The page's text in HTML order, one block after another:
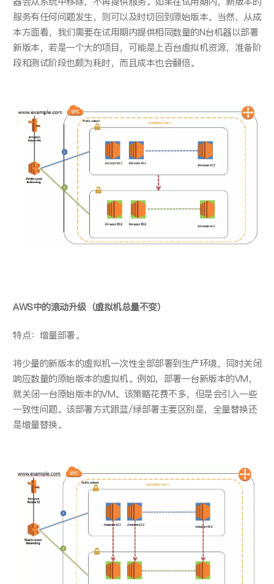
服务有任何问题发生，则可以及时切回到原始版本。当然，从成
本方面看，我们需要在试用期内提供相同数量的N台机器以部署
新版本，若是一个大的项目，可能是上百台虚拟机资源，准备阶
段和测试阶段也颇为耗时，而且成本也会翻倍。
AWS中的滚动升级（虚拟机总量不变）
特点：增量部署。
将少量的新版本的虚拟机一次性全部部署到生产环境，同时关闭
响应数量的原始版本的虚拟机。例如，部署一台新版本的VM，
就关闭一台原始版本的VM。该策略花费不多，但是会引入一些
一致性问题。该部署方式跟蓝/绿部署主要区别是，全量替换还
是增量替换。